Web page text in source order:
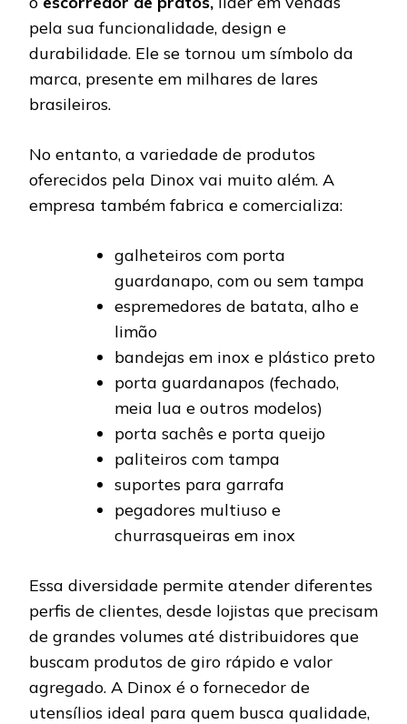
pela sua funcionalidade, design e
durabilidade. Ele se tornou um símbolo da
marca, presente em milhares de lares
brasileiros.
No entanto, a variedade de produtos
oferecidos pela Dinox vai muito além. A
empresa também fabrica e comercializa:
galheteiros com porta
guardanapo, com ou sem tampa
espremedores de batata, alho e
limão
bandejas em inox e plástico preto
porta guardanapos (fechado,
meia lua e outros modelos)
porta sachês e porta queijo
paliteiros com tampa
suportes para garrafa
pegadores multiuso e
churrasqueiras em inox
Essa diversidade permite atender diferentes
perfis de clientes, desde lojistas que precisam
de grandes volumes até distribuidores que
buscam produtos de giro rápido e valor
agregado. A Dinox é o fornecedor de
utensílios ideal para quem busca qualidade,